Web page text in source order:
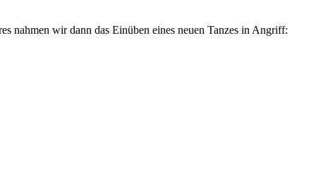
nahmen wir dann das Einüben eines neuen Tanzes in Angriff: